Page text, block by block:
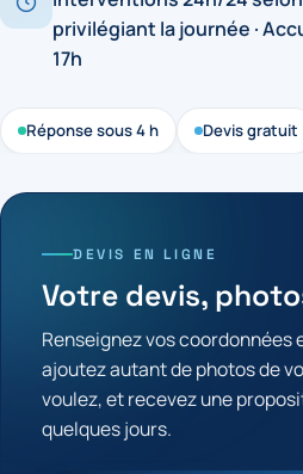
privilégiant la journée ·
17h
Réponse sous 4 h Devis gratuit
DEVIS EN LIGNE
Votre devis,
Renseignez vos coordonnées
ajoutez autant de photos de
voulez, et recevez une
quelques jours.